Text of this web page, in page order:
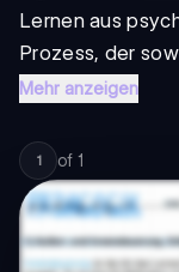
Lernen aus
Prozess, der
Mehr anzeigen
1 of 1